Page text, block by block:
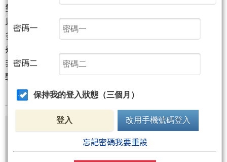
對那些胸懷大志者，股市簡直就是一塊福地，充滿著
以錢賺錢的機會。然而股市也是「有經驗的人獲得很
多金錢，有金錢的人獲得很多經驗」的地方，股市總
是殺機重重，想要偶有斬獲雖然不難，要頻頻得手並
非易事，而想要以此維生則更是對自我和人性的挑
戰。
尚有2張圖，640字元(含語法)未完
密碼一
密碼二
保持我的登入狀態（三個月）
登入 改用手機號碼登入
忘記密碼我要重設